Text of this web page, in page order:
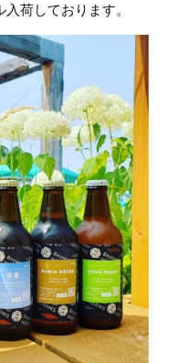
荷しております。